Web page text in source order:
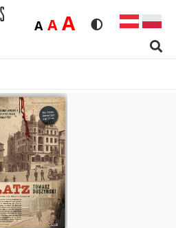
Rozmiar
ADomyślna
AŚrednia
ADużaWersja